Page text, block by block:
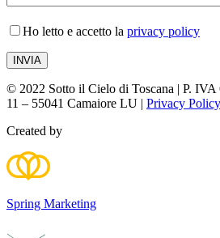
Ho letto e accetto la privacy policy
© 2022 Sotto il Cielo di Toscana | P.
11 – 55041 Camaiore LU | Privacy Policy
Created by
Spring Marketing